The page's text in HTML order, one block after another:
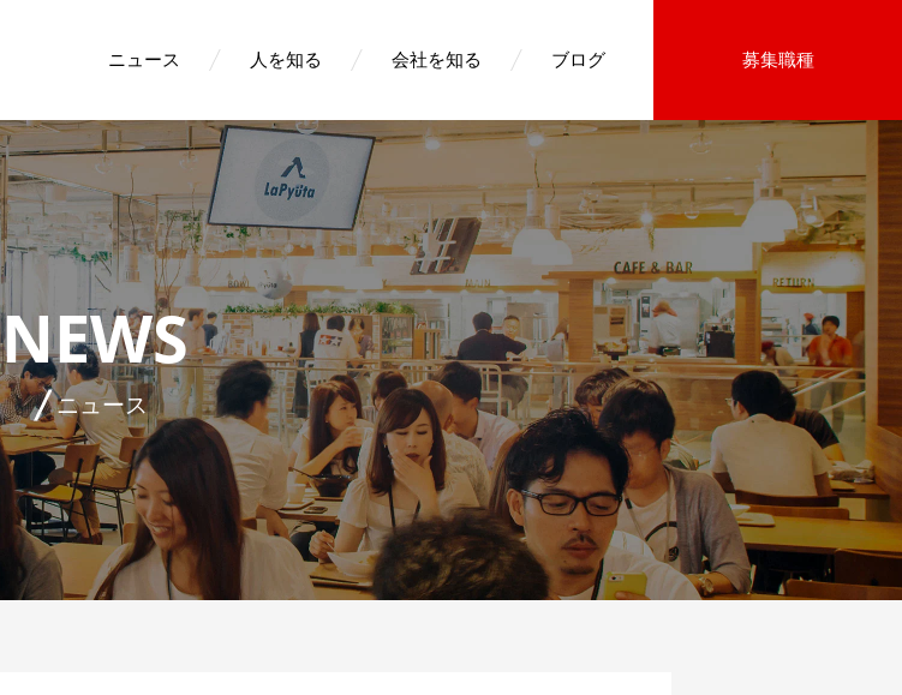
ニュース 人を知る 会社を知る ブログ 募集職種
NEWS
ニュース